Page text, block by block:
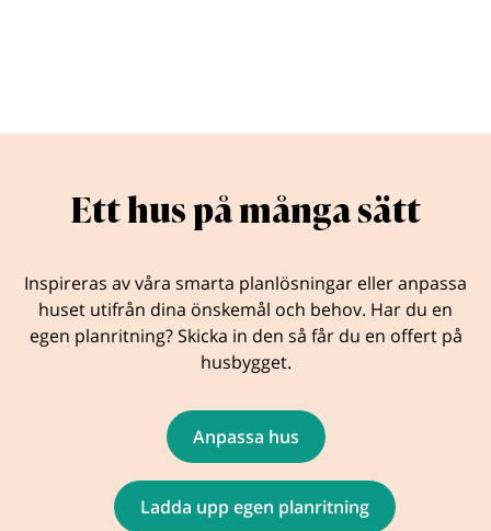
Ett hus på många sätt
Inspireras av våra smarta planlösningar eller anpassa
huset utifrån dina önskemål och behov. Har du en
egen planritning? Skicka in den så får du en offert på
husbygget.
Anpassa hus
Ladda upp egen planritning